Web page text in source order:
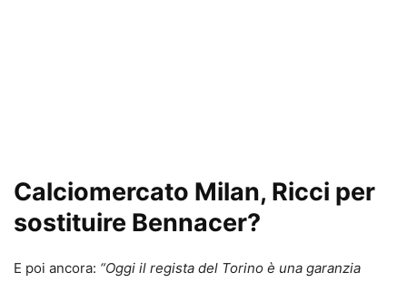
Calciomercato Milan, Ricci per
sostituire Bennacer?
E poi ancora: “Oggi il regista del Torino è una garanzia